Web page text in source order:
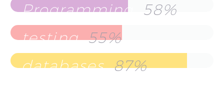
Programming
58%
testing 55%
databases 87%